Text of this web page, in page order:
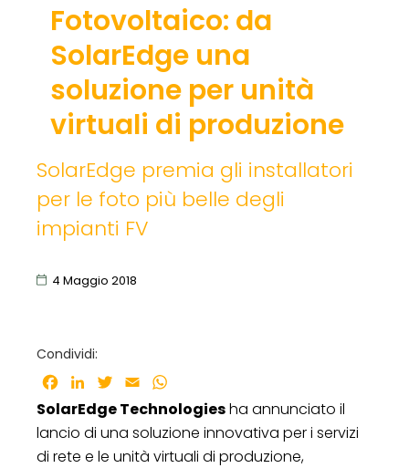
Fotovoltaico: da
SolarEdge una
soluzione per unità
virtuali di produzione
SolarEdge premia gli installatori
per le foto più belle degli
impianti FV
4 Maggio 2018
Condividi:
Facebook
LinkedInTwitter
Email
SolarEdge Technologiesha annunciato il
lancio di una soluzione innovativa per i servizi
di rete e le unità virtuali di produzione,